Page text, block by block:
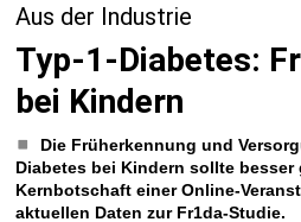
Aus der Industrie
Typ-1-Diabetes:
bei Kindern
Die Früherkennung und
Diabetes bei Kindern sollte
Kernbotschaft einer Online-
aktuellen Daten zur ­Fr1da-Studie.